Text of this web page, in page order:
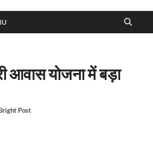
आवास योजना में बड़ा
Post